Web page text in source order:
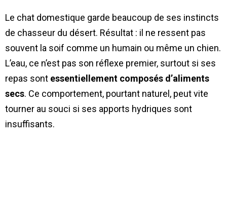
Le chat domestique garde beaucoup de ses instincts
de chasseur du désert. Résultat : il ne ressent pas
souvent la soif comme un humain ou même un chien.
L’eau, ce n’est pas son réflexe premier, surtout si ses
repas sont essentiellement composés d’aliments
secs. Ce comportement, pourtant naturel, peut vite
tourner au souci si ses apports hydriques sont
insuffisants.